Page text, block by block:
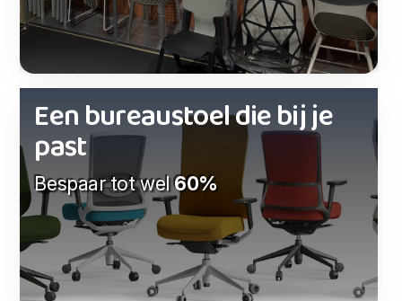
Een bureaustoel die bij je
past
Bespaar tot wel60%